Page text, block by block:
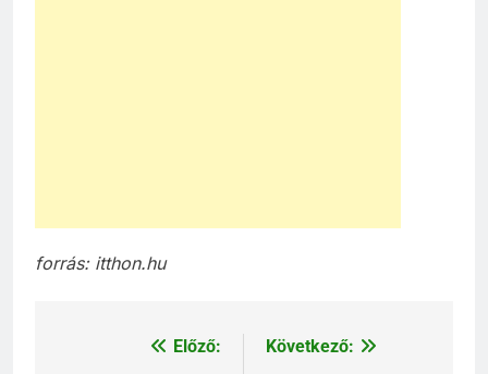
forrás: itthon.hu
BejegyzésElőző:
Következő: